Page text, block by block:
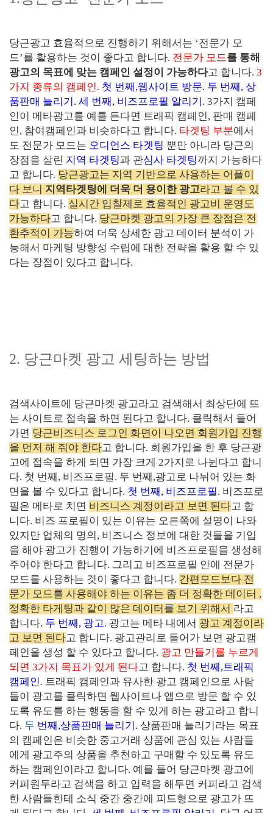
당근광고 효율적으로 진행하기 위해서는 ‘전문가 모
드’를 활용하는 것이 좋다고 합니다. 전문가 모드를 통해
광고의 목표에 맞는 캠페인 설정이 가능하다고 합니다. 3
가지 종류의 캠페인. 첫 번째 ,웹사이트 방문. 두 번째 , 상
품판매 늘리기 . 세 번째 , 비즈프로필 알리기 . 3가지 캠페
인이 메타광고를 예를 든다면 트래픽 캠페인, 판매 캠페
인, 참여캠페인과 비슷하다고 합니다. 타겟팅 부분에서
도 전문가 모드는 오디언스 타겟팅 뿐만 아니라 당근의
장점을 살린 지역 타겟 팅과 관심사 타겟 팅까지 가능하다
고 합니다. 당근광고는 지역 기반으로 사용하는 어플이
다 보니 지역타겟팅에 더욱 더 용이한 광고라고 볼 수 있
다고 합니다. 실시간 입찰제로 효율적인 광고비 운영도
가능하다고 합니다. 당근마켓 광고의 가장 큰 장점은 전
환추적이 가능하여 더욱 상세한 광고 데이터 분석이 가
능해서 마케팅 방향성 수립에 대한 전략을 활용 할 수 있
다는 장점이 있다고 합니다.
2. 당근마켓 광고 세팅하는 방법
검색사이트에 당근마켓 광고라고 검색해서 최상단에 뜨
는 사이트로 접속을 하면 된다고 합니다. 클릭해서 들어
가면 당근비즈니스 로그인 화면이 나오면 회원가입 진행
을 먼저 해 줘야 한다고 합니다. 회원가입을 한 후 당근광
고에 접속을 하게 되면 가장 크게 2가지로 나뉜다고 합니
다. 첫 번째 , 비즈프로필. 두 번째 ,광고로 나뉘어 있는 화
면을 볼 수 있다고 합니다. 첫 번째 , 비즈프로필. 비즈프로
필은 메타로 치면 비즈니스 계정이라고 보면 된다고 합
니다. 비즈 프로필이 있는 이유는 오른쪽에 설명이 나와
있지만 업체의 명의 , 비즈니스 정보에 대한 것들을 기입
을 해야 광고가 진행이 가능하기에 비즈프로필을 생성해
주어야 한다고 합니다. 그리고 비즈프로필 안에 전문가
모드를 사용하는 것이 좋다고 합니다. 간편모드보다 전
문가 모드를 사용해야 하는 이유는 좀 더 정확한 데이터 ,
정확한 타게팅과 같이 많은 데이터를 보기 위해서 라고
합니다. 두 번째 , 광고. 광고는 메타 내에서 광고 계정이라
고 보면 된다고 합니다. 광고관리로 들어가 보면 광고캠
페인을 생성 할 수 있다고 합니다. 광고 만들기를 누르게
되면 3가지 목표가 있게 된다고 합니다. 첫 번째 ,트래픽
캠페인. 트래픽 캠페인과 유사한 광고 캠페인으로 사람
들이 광고를 클릭하면 웹사이트나 앱으로 방문 할 수 있
도록 유도를 하는 행동을 할 수 있게 하는 광고라고 합니
다. 두 번째 ,상품판매 늘리기 . 상품판매 늘리기라는 목표
의 캠페인은 비슷한 중고거래 상품에 관심 있는 사람들
에게 광고주의 상품을 추천하고 구매할 수 있도록 유도
하는 캠페인이라고 합니다. 예를 들어 당근마켓 광고에
커피원두라고 검색을 하고 입력을 해두면 커피라고 검색
한 사람들한테 소식 중간 중간에 피드형으로 광고가 뜨